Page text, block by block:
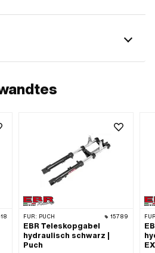
FÜR: PUCH 15789
EBR Teleskopgabel
hydraulisch schwarz |
Puch